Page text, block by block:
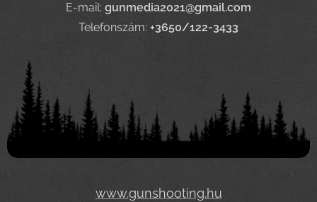
E-mail: gunmedia2021@gmail.com
Telefonszám: +3650/122-3433
www.gunshooting.hu